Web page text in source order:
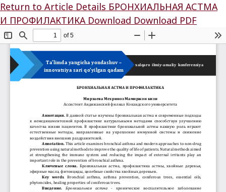
Return to Article Details БРОНХИАЛЬНАЯ АСТМА
И ПРОФИЛАКТИКА Download Download PDF